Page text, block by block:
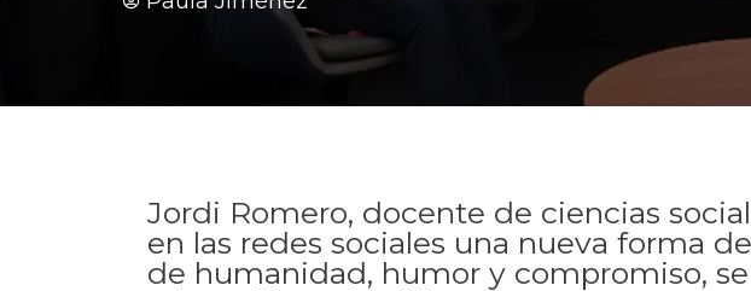
Jordi Romero, docente de ciencias
en las redes sociales una nueva forma
de humanidad, humor y compromiso,